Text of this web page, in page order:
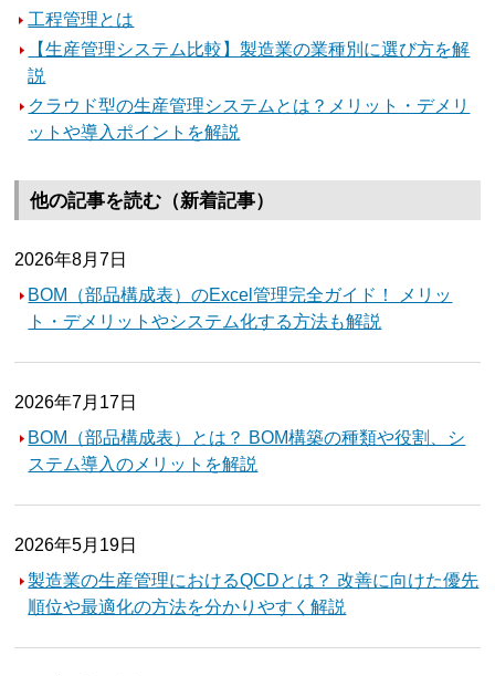
工程管理とは
【生産管理システム比較】製造業の業種別に選び方を解
説
クラウド型の生産管理システムとは？メリット・デメリ
ットや導入ポイントを解説
他の記事を読む（新着記事）
2026年8月7日
BOM（部品構成表）のExcel管理完全ガイド！ メリッ
ト・デメリットやシステム化する方法も解説
2026年7月17日
BOM（部品構成表）とは？ BOM構築の種類や役割、シ
ステム導入のメリットを解説
2026年5月19日
製造業の生産管理におけるQCDとは？ 改善に向けた優先
順位や最適化の方法を分かりやすく解説